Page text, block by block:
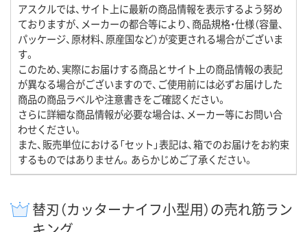
アスクルでは、サイト上に最新の商品情報を表示するよう努め
ておりますが、メーカーの都合等により、商品規格・仕様（容量、
パッケージ、原材料、原産国など）が変更される場合がございま
す。
このため、実際にお届けする商品とサイト上の商品情報の表記
が異なる場合がございますので、ご使用前には必ずお届けした
商品の商品ラベルや注意書きをご確認ください。
さらに詳細な商品情報が必要な場合は、メーカー等にお問い合
わせください。
また、販売単位における「セット」表記は、箱でのお届けをお約束
するものではありません。あらかじめご了承ください。
替刃（カッターナイフ小型用）の売れ筋ラン